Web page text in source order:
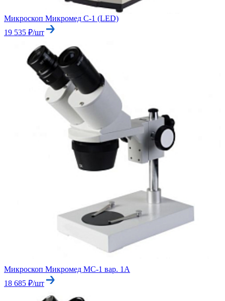
Микроскоп Микромед С-1 (LED)
19 535 ₽/шт
Микроскоп Микромед МС-1 вар. 1А
18 685 ₽/шт